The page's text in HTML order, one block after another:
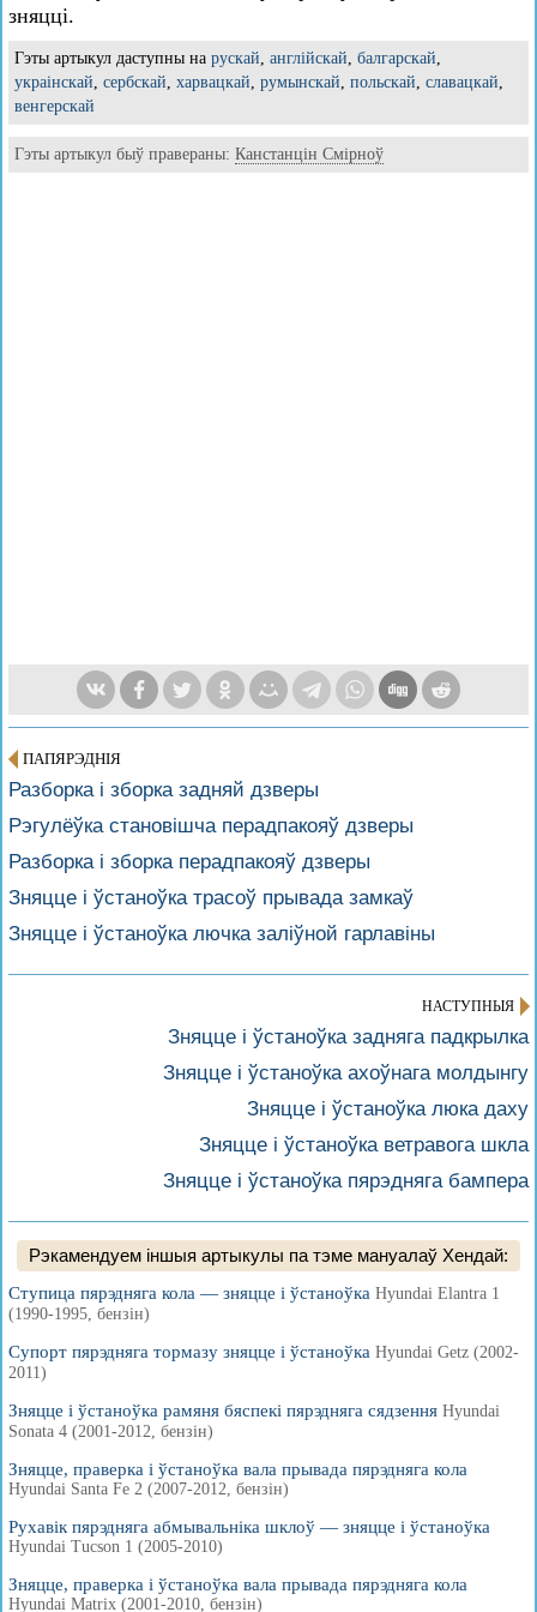
зняцці.
Гэты артыкул даступны на рускай, англійскай, балгарскай,
украінскай, сербскай, харвацкай, румынскай, польскай, славацкай,
венгерскай
Гэты артыкул быў правераны: Канстанцін Смірноў
ПАПЯРЭДНІЯ
Разборка і зборка задняй дзверы
Рэгулёўка становішча перадпакояў дзверы
Разборка і зборка перадпакояў дзверы
Зняцце і ўстаноўка трасоў прывада замкаў
Зняцце і ўстаноўка лючка заліўной гарлавіны
НАСТУПНЫЯ
Зняцце і ўстаноўка задняга падкрылка
Зняцце і ўстаноўка ахоўнага молдынгу
Зняцце і ўстаноўка люка даху
Зняцце і ўстаноўка ветравога шкла
Зняцце і ўстаноўка пярэдняга бампера
Рэкамендуем іншыя артыкулы па тэме мануалаў Хендай:
Ступица пярэдняга кола — зняцце і ўстаноўка Hyundai Elantra 1
(1990-1995, бензін)
Супорт пярэдняга тормазу зняцце і ўстаноўка Hyundai Getz (2002-
2011)
Зняцце і ўстаноўка рамяня бяспекі пярэдняга сядзення Hyundai
Sonata 4 (2001-2012, бензін)
Зняцце, праверка і ўстаноўка вала прывада пярэдняга кола
Hyundai Santa Fe 2 (2007-2012, бензін)
Рухавік пярэдняга абмывальніка шклоў — зняцце і ўстаноўка
Hyundai Tucson 1 (2005-2010)
Зняцце, праверка і ўстаноўка вала прывада пярэдняга кола
Hyundai Matrix (2001-2010, бензін)